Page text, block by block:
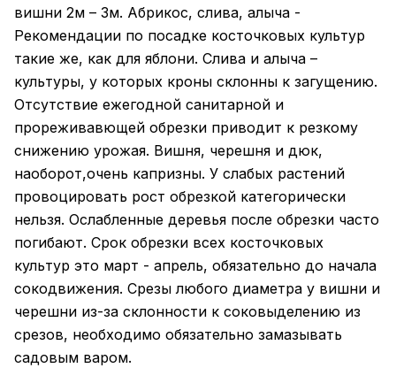
вишни 2м – 3м. Абрикос, слива, алыча -
Рекомендации по посадке косточковых культур
такие же, как для яблони. Слива и алыча –
культуры, у которых кроны склонны к загущению.
Отсутствие ежегодной санитарной и
прореживавющей обрезки приводит к резкому
снижению урожая. Вишня, черешня и дюк,
наоборот,очень капризны. У слабых растений
провоцировать рост обрезкой категорически
нельзя. Ослабленные деревья после обрезки часто
погибают. Срок обрезки всех косточковых
культур это март - апрель, обязательно до начала
сокодвижения. Срезы любого диаметра у вишни и
черешни из-за склонности к соковыделению из
срезов, необходимо обязательно замазывать
садовым варом.